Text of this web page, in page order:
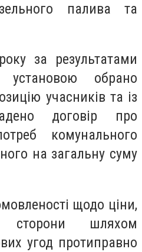
палива та
за результатами
установою обрано
учасників та із
договір про
комунального
на загальну суму
щодо ціни,
сторони шляхом
угод протиправно